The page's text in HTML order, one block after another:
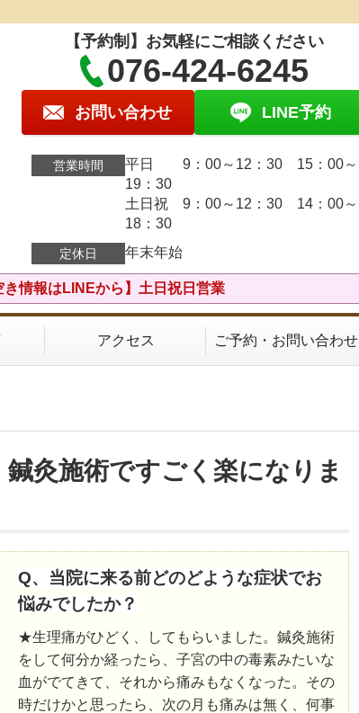
【予約制】お気軽にご相談ください
076-424-6245
お問い合わせ LINE予約
営業時間
平日 9：00～12：30 15：00～
19：30
土日祝 9：00～12：30 14：00～
18：30
定休日 年末年始
情報はLINEから】土日祝日営業
アクセス ご予約・お問い合わせ
灸施術ですごく楽になりま
Q、当院に来る前どのどような症状でお
悩みでしたか？
★生理痛がひどく、してもらいました。鍼灸施術
をして何分か経ったら、子宮の中の毒素みたいな
血がでてきて、それから痛みもなくなった。その
時だけかと思ったら、次の月も痛みは無く、何事